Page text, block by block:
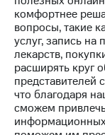
капитал
и
аудит
Рынок
акций
Описание
комфортнее
вопросы, такие
услуг, запись на
лекарств,
расширять круг
представителей
что благодаря
сможем